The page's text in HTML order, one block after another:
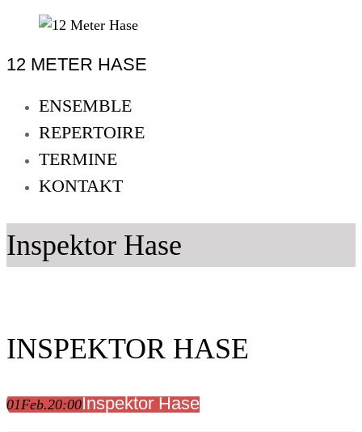
content
Meter
Improtheater
Oldenburg
12 METER HASE
ENSEMBLE
REPERTOIRE
TERMINE
KONTAKT
Inspektor Hase
INSPEKTOR HASE
01Feb.20:00Inspektor Hase